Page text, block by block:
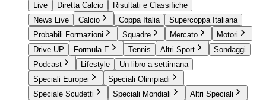
Live
Diretta Calcio
Risultati e Classifiche
News Live
Calcio Coppa Italia
Supercoppa Italiana
Probabili Formazioni
Squadre Mercato
Motori
Drive UP
Formula E Tennis Altri Sport
Sondaggi
Podcast
Lifestyle
Un libro a settimana
Speciali Europei
Speciali Olimpiadi
Speciale Scudetti
Speciali Mondiali Altri Speciali